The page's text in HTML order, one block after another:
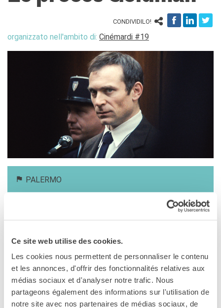
Ce site web utilise des cookies.
Les cookies nous permettent de personnaliser le contenu
et les annonces, d'offrir des fonctionnalités relatives aux
médias sociaux et d'analyser notre trafic. Nous
partageons également des informations sur l'utilisation de
notre site avec nos partenaires de médias sociaux, de
français
Corsi di preparazione DELF-
Corsi per scuole
DIPLOMI E TEST
DELF-DALF
Altri test
MEDIATECA
Culturethèque
PERCORSO IN FRANCESE
UNIVERSITÀ
Cooperazione
universitaria
Studiare in Francia
Soggiorni linguistici in
Francia
CONDIVIDILO!
organizzato nell'ambito di: Cinémardi #19
PALERMO
11 febbraio 2025, 21:00
Vedere la mappa
LE PROCÈS GOLDMAN
[Il caso Goldman]
di Cédric Kahn